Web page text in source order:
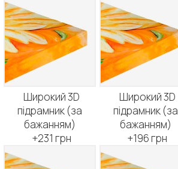
Широкий 3D
підрамник (за
бажанням)
+231 грн
Широкий 3D
підрамник (за
бажанням)
+196 грн